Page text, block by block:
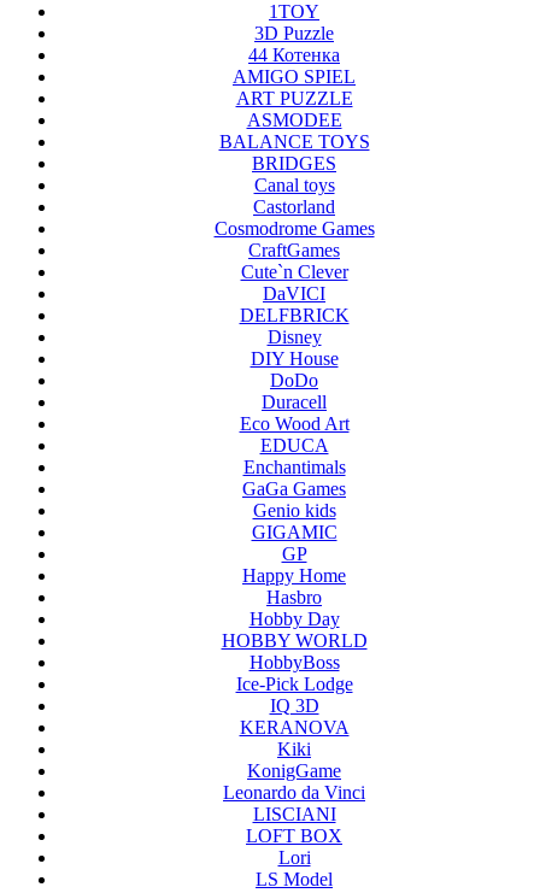
1TOY
3D Puzzle
44 Котенка
AMIGO SPIEL
ART PUZZLE
ASMODEE
BALANCE TOYS
BRIDGES
Canal toys
Castorland
Cosmodrome Games
CraftGames
Cute`n Clever
DaVICI
DELFBRICK
Disney
DIY House
DoDo
Duracell
Eco Wood Art
EDUCA
Enchantimals
GaGa Games
Genio kids
GIGAMIC
GP
Happy Home
Hasbro
Hobby Day
HOBBY WORLD
HobbyBoss
Ice-Pick Lodge
IQ 3D
KERANOVA
Kiki
KonigGame
Leonardo da Vinci
LISCIANI
LOFT BOX
Lori
LS Model